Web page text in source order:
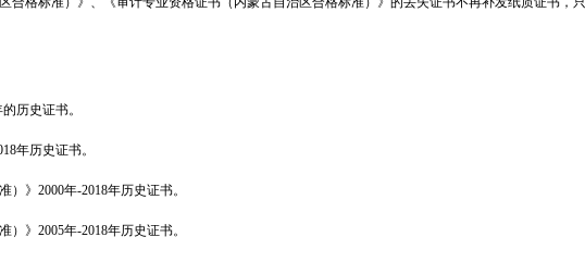
历史证书。
年历史证书。
）》2000年-2018年历史证书。
）》2005年-2018年历史证书。